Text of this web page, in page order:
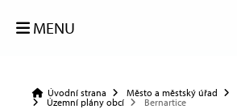
MENU
Úvodní strana Město a městský úřad
Územní plány obcí
Bernartice